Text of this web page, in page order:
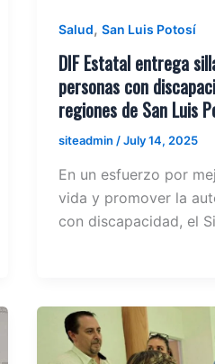
Salud,San Luis Potosí
DIF Estatal entrega
personas con
regiones de San Luis
siteadmin/July 14, 2025
En un esfuerzo por
vida y promover la
con discapacidad, el